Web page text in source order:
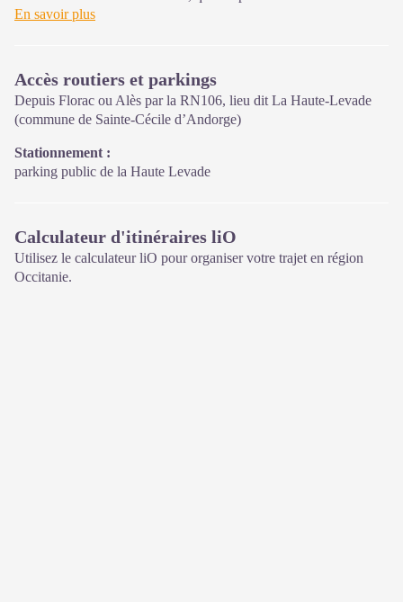
et la sensibilisation sur l'
En savoir plus
Accès routiers et parkings
Depuis Florac ou Alès par la RN106, lieu dit La Haute-Levade
(commune de Sainte-Cécile d’Andorge)
Stationnement :
parking public de la Haute Levade
Calculateur d'itinéraires liO
Utilisez le calculateur liO pour organiser votre trajet en région
Occitanie.